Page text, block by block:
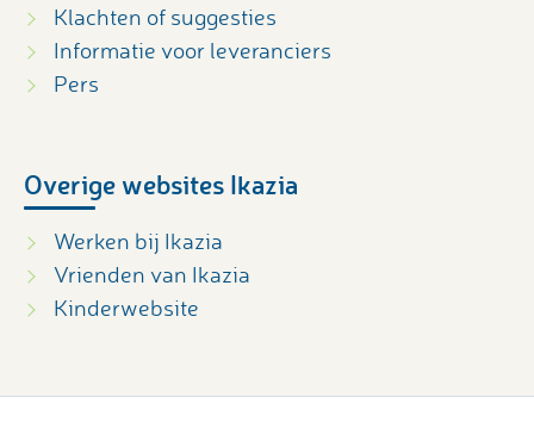
Klachten of suggesties
Informatie voor leveranciers
Pers
Overige websites Ikazia
Werken bij Ikazia
Vrienden van Ikazia
Kinderwebsite